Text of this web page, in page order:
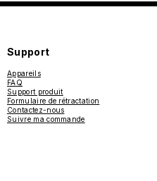
Support
Appareils
FAQ
Support produit
Formulaire de rétractation
Contactez-nous
Suivre ma commande